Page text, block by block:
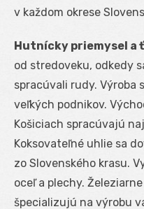
v každom okrese
Hutnícky priemysel a
od stredoveku, odkedy
spracúvali rudy. Výroba
veľkých podnikov.
Košiciach spracúvajú
Koksovateľné uhlie sa
zo Slovenského krasu.
oceľ a plechy.
špecializujú na výrobu